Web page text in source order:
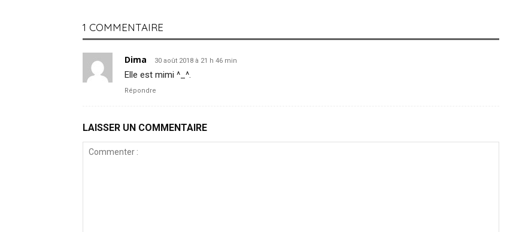
1 COMMENTAIRE
Dima 30 août 2018 à 21 h 46 min
Elle est mimi ^_^.
Répondre
LAISSER UN COMMENTAIRE